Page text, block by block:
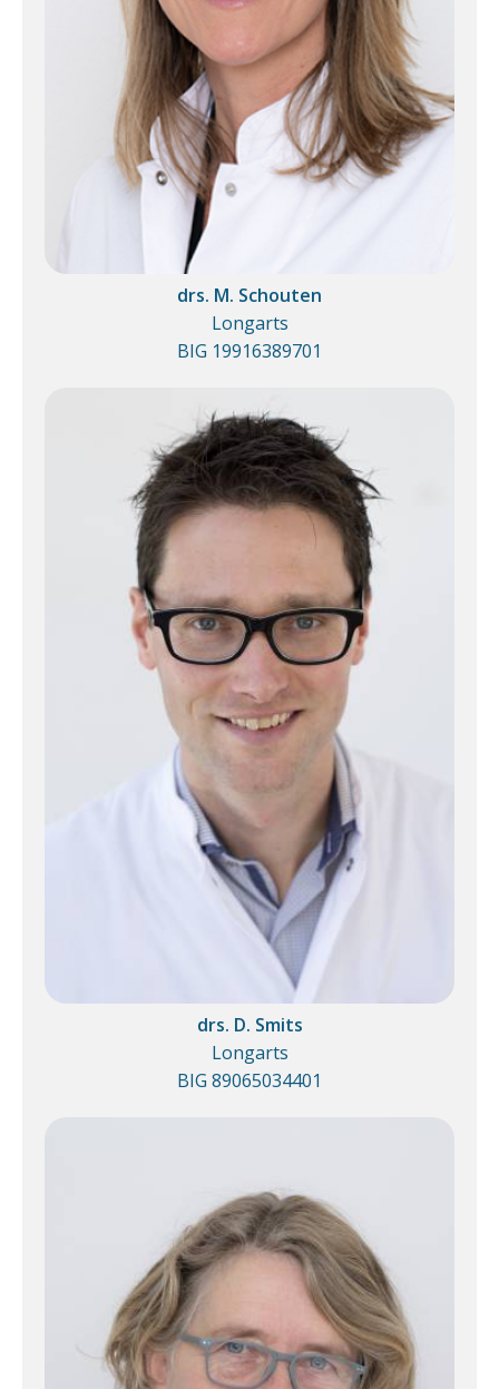
drs. M. Schouten
Longarts
BIG 19916389701
drs. D. Smits
Longarts
BIG 89065034401